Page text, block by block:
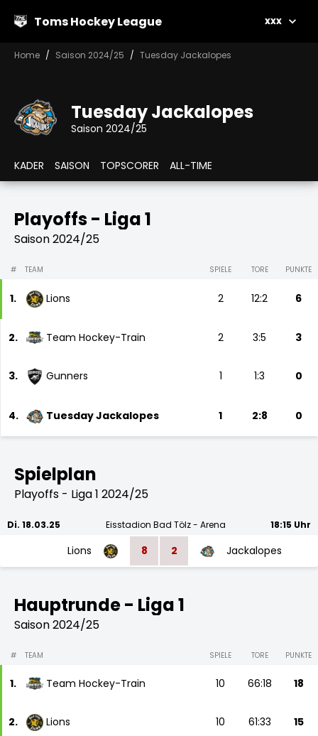
Toms Hockey League xxx
Home Saison 2024/25 Tuesday Jackalopes
Tuesday Jackalopes
Saison 2024/25
KADER SAISON TOPSCORER ALL-TIME
Playoffs - Liga 1
Saison 2024/25
# TEAM SPIELE TORE PUNKTE
1. Lions 2 12:2 6
2. Team Hockey-Train 2 3:5 3
3. Gunners 1 1:3 0
4. Tuesday Jackalopes 1 2:8 0
Spielplan
Playoffs - Liga 1 2024/25
Di. 18.03.25 Eisstadion Bad Tölz - Arena 18:15 Uhr
Lions 8 2 Jackalopes
Hauptrunde - Liga 1
Saison 2024/25
# TEAM SPIELE TORE PUNKTE
1. Team Hockey-Train 10 66:18 18
2. Lions 10 61:33 15